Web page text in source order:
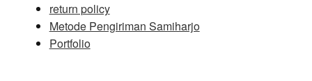
return policy
Metode Pengiriman Samiharjo
Portfolio